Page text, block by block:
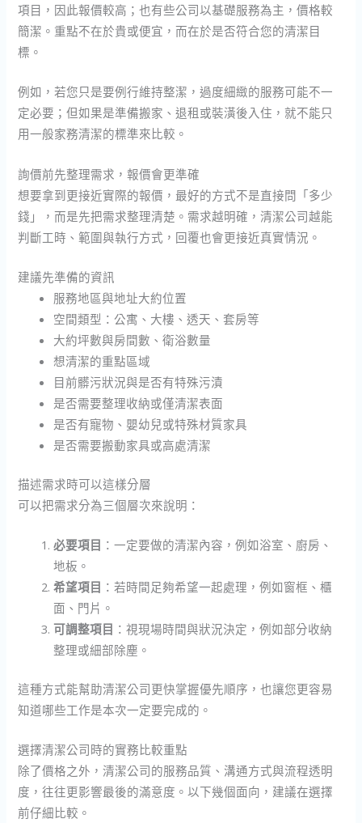
項目，因此報價較高；也有些公司以基礎服務為主，價格較
簡潔。重點不在於貴或便宜，而在於是否符合您的清潔目
標。
例如，若您只是要例行維持整潔，過度細緻的服務可能不一
定必要；但如果是準備搬家、退租或裝潢後入住，就不能只
用一般家務清潔的標準來比較。
詢價前先整理需求，報價會更準確
想要拿到更接近實際的報價，最好的方式不是直接問「多少
錢」，而是先把需求整理清楚。需求越明確，清潔公司越能
判斷工時、範圍與執行方式，回覆也會更接近真實情況。
建議先準備的資訊
服務地區與地址大約位置
空間類型：公寓、大樓、透天、套房等
大約坪數與房間數、衛浴數量
想清潔的重點區域
目前髒污狀況與是否有特殊污漬
是否需要整理收納或僅清潔表面
是否有寵物、嬰幼兒或特殊材質家具
是否需要搬動家具或高處清潔
描述需求時可以這樣分層
可以把需求分為三個層次來說明：
必要項目 ：一定要做的清潔內容，例如浴室、廚房、
地板。
希望項目 ：若時間足夠希望一起處理，例如窗框、櫃
面、門片。
可調整項目 ：視現場時間與狀況決定，例如部分收納
整理或細部除塵。
這種方式能幫助清潔公司更快掌握優先順序，也讓您更容易
知道哪些工作是本次一定要完成的。
選擇清潔公司時的實務比較重點
除了價格之外，清潔公司的服務品質、溝通方式與流程透明
度，往往更影響最後的滿意度。以下幾個面向，建議在選擇
前仔細比較。